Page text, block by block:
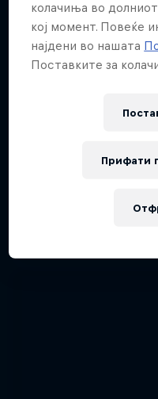
колачиња во
кој момент. Повеќе
најдени во нашата
Поставките за
Прифати